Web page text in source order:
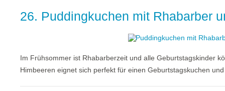
26. Puddingkuchen mit Rhabarber
Im Frühsommer ist Rhabarberzeit und alle Geburtstagskinder
Himbeeren eignet sich perfekt für einen Geburtstagskuchen